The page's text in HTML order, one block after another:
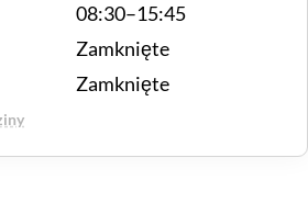
08:30–15:45
Zamknięte
Zamknięte